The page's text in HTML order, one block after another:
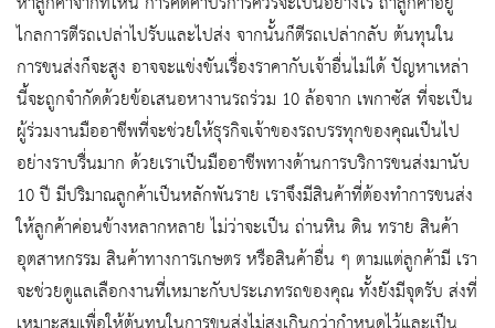
ไกลการตีรถเปล่าไปรับและไปส่ง จากนั้นก็ตีรถเปล่ากลับ ต้นทุนใน
การขนส่งก็จะสูง อาจจะแข่งขันเรื่องราคากับเจ้าอื่นไม่ได้ ปัญหาเหล่า
นี้จะถูกจำกัดด้วยข้อเสนอหางานรถร่วม 10 ล้อจาก เพกาซัส ที่จะเป็น
ผู้ร่วมงานมืออาชีพที่จะช่วยให้ธุรกิจเจ้าของรถบรรทุกของคุณเป็นไป
อย่างราบรื่นมาก ด้วยเราเป็นมืออาชีพทางด้านการบริการขนส่งมานับ
10 ปี มีปริมาณลูกค้าเป็นหลักพันราย เราจึงมีสินค้าที่ต้องทำการขนส่ง
ให้ลูกค้าค่อนข้างหลากหลาย ไม่ว่าจะเป็น ถ่านหิน ดิน ทราย สินค้า
อุตสาหกรรม สินค้าทางการเกษตร หรือสินค้าอื่น ๆ ตามแต่ลูกค้ามี เรา
จะช่วยดูแลเลือกงานที่เหมาะกับประเภทรถของคุณ ทั้งยังมีจุดรับ ส่งที่